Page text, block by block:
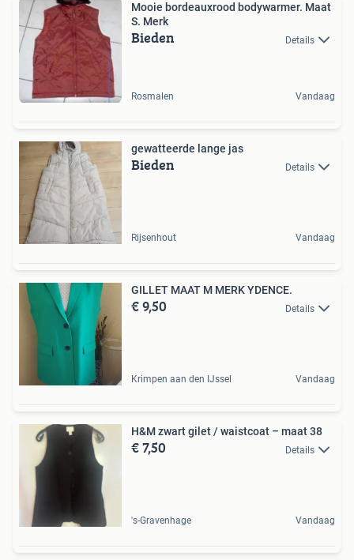
Mooie bordeauxrood bodywarmer. Maat
S. Merk
Bieden Details
Rosmalen Vandaag
gewatteerde lange jas
Bieden Details
Rijsenhout Vandaag
GILLET MAAT M MERK YDENCE.
€ 9,50 Details
Krimpen aan den IJssel Vandaag
H&M zwart gilet / waistcoat – maat 38
€ 7,50 Details
's-Gravenhage Vandaag